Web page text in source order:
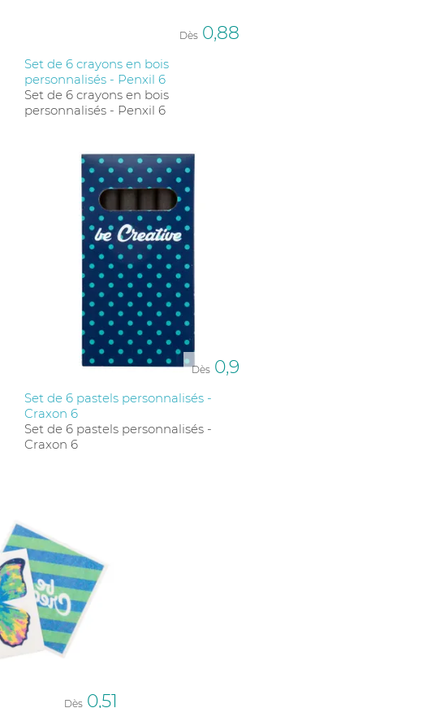
Dès 0,88
Set de 6 crayons en bois
personnalisés - Penxil 6
Set de 6 crayons en bois
personnalisés - Penxil 6
Dès 0,9
Set de 6 pastels personnalisés -
Craxon 6
Set de 6 pastels personnalisés -
Craxon 6
Dès 0,51